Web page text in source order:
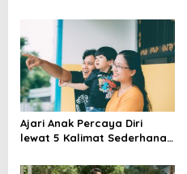
Ajari Anak Percaya Diri
lewat 5 Kalimat Sederhana